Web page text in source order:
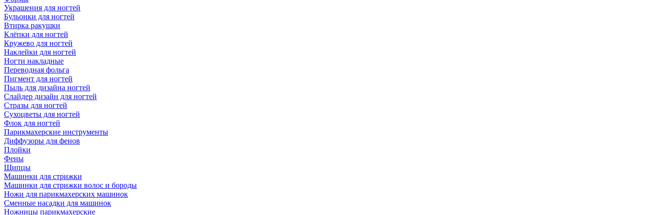
Украшения для ногтей
Бульонки для ногтей
Втирка ракушки
Клёпки для ногтей
Кружево для ногтей
Наклейки для ногтей
Ногти накладные
Переводная фольга
Пигмент для ногтей
Пыль для дизайна ногтей
Слайдер дизайн для ногтей
Стразы для ногтей
Сухоцветы для ногтей
Флок для ногтей
Парикмахерские инструменты
Диффузоры для фенов
Плойки
Фены
Щипцы
Машинки для стрижки
Машинки для стрижки волос и бороды
Ножи для парикмахерских машинок
Сменные насадки для машинок
Ножницы парикмахерские